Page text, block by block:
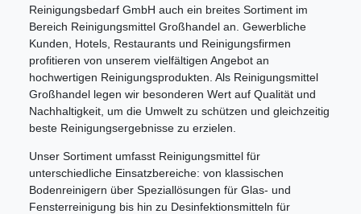
Reinigungsbedarf GmbH auch ein breites Sortiment im
Bereich Reinigungsmittel Großhandel an. Gewerbliche
Kunden, Hotels, Restaurants und Reinigungsfirmen
profitieren von unserem vielfältigen Angebot an
hochwertigen Reinigungsprodukten. Als Reinigungsmittel
Großhandel legen wir besonderen Wert auf Qualität und
Nachhaltigkeit, um die Umwelt zu schützen und gleichzeitig
beste Reinigungsergebnisse zu erzielen.
Unser Sortiment umfasst Reinigungsmittel für
unterschiedliche Einsatzbereiche: von klassischen
Bodenreinigern über Speziallösungen für Glas- und
Fensterreinigung bis hin zu Desinfektionsmitteln für